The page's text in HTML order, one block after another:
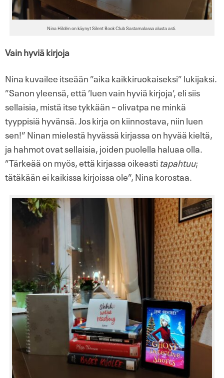
Nina Hildén on käynyt Silent Book Club Sastamalassa alusta asti.
Vain hyviä kirjoja
Nina kuvailee itseään ”aika kaikkiruokaiseksi” lukijaksi.
”Sanon yleensä, että ’luen vain hyviä kirjoja’, eli siis
sellaisia, mistä itse tykkään – olivatpa ne minkä
tyyppisiä hyvänsä. Jos kirja on kiinnostava, niin luen
sen!” Ninan mielestä hyvässä kirjassa on hyvää kieltä,
ja hahmot ovat sellaisia, joiden puolella haluaa olla.
”Tärkeää on myös, että kirjassa oikeasti tapahtuu;
tätäkään ei kaikissa kirjoissa ole”, Nina korostaa.